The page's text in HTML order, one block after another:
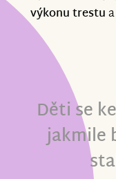
výkonu trestu
Děti se
jakmile